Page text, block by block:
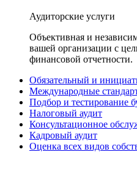
Аудиторские услуги
Объективная и
вашей организации с
финансовой отчетности.
Обязательный и
Международные
Подбор и тестирование
Налоговый аудит
Консультационное
Кадровый аудит
Оценка всех видов